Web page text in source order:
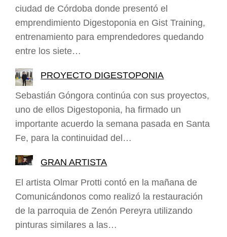
ciudad de Córdoba donde presentó el
emprendimiento Digestoponia en Gist Training,
entrenamiento para emprendedores quedando
entre los siete…
PROYECTO DIGESTOPONIA
Sebastián Góngora continúa con sus proyectos,
uno de ellos Digestoponia, ha firmado un
importante acuerdo la semana pasada en Santa
Fe, para la continuidad del…
GRAN ARTISTA
El artista Olmar Protti contó en la mañana de
Comunicándonos como realizó la restauración
de la parroquia de Zenón Pereyra utilizando
pinturas similares a las…